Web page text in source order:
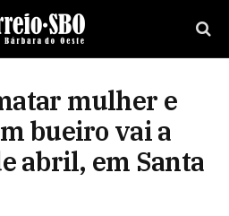
mulher e
bueiro vai a
abril, em Santa